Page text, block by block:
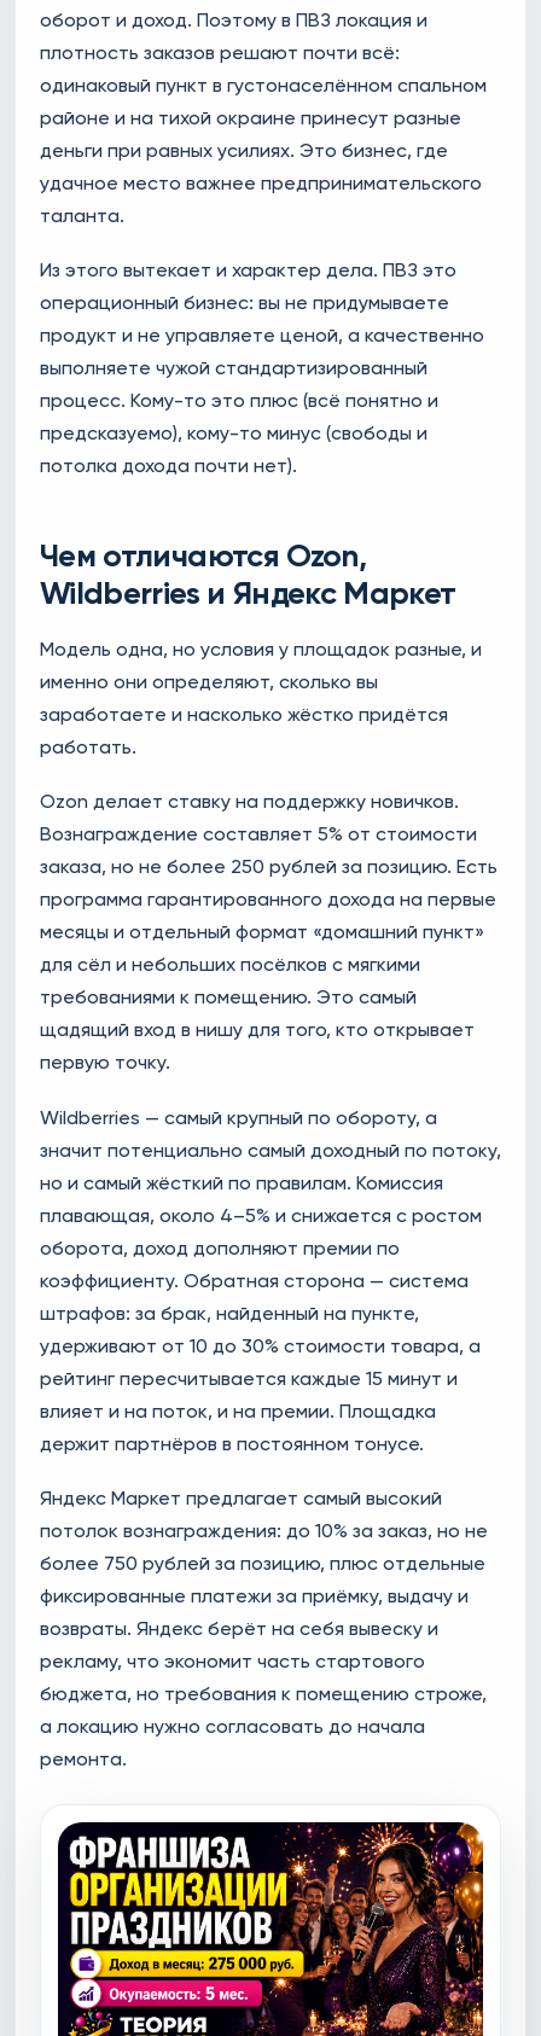
оборот и доход. Поэтому в ПВЗ локация и
плотность заказов решают почти всё:
одинаковый пункт в густонаселённом спальном
районе и на тихой окраине принесут разные
деньги при равных усилиях. Это бизнес, где
удачное место важнее предпринимательского
таланта.
Из этого вытекает и характер дела. ПВЗ это
операционный бизнес: вы не придумываете
продукт и не управляете ценой, а качественно
выполняете чужой стандартизированный
процесс. Кому-то это плюс (всё понятно и
предсказуемо), кому-то минус (свободы и
потолка дохода почти нет).
Чем отличаются Ozon,
Wildberries и Яндекс Маркет
Модель одна, но условия у площадок разные, и
именно они определяют, сколько вы
заработаете и насколько жёстко придётся
работать.
Ozon делает ставку на поддержку новичков.
Вознаграждение составляет 5% от стоимости
заказа, но не более 250 рублей за позицию. Есть
программа гарантированного дохода на первые
месяцы и отдельный формат «домашний пункт»
для сёл и небольших посёлков с мягкими
требованиями к помещению. Это самый
щадящий вход в нишу для того, кто открывает
первую точку.
Wildberries — самый крупный по обороту, а
значит потенциально самый доходный по потоку,
но и самый жёсткий по правилам. Комиссия
плавающая, около 4–5% и снижается с ростом
оборота, доход дополняют премии по
коэффициенту. Обратная сторона — система
штрафов: за брак, найденный на пункте,
удерживают от 10 до 30% стоимости товара, а
рейтинг пересчитывается каждые 15 минут и
влияет и на поток, и на премии. Площадка
держит партнёров в постоянном тонусе.
Яндекс Маркет предлагает самый высокий
потолок вознаграждения: до 10% за заказ, но не
более 750 рублей за позицию, плюс отдельные
фиксированные платежи за приёмку, выдачу и
возвраты. Яндекс берёт на себя вывеску и
рекламу, что экономит часть стартового
бюджета, но требования к помещению строже,
а локацию нужно согласовать до начала
ремонта.